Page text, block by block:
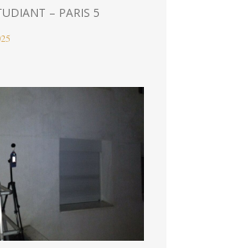
– PARIS 5